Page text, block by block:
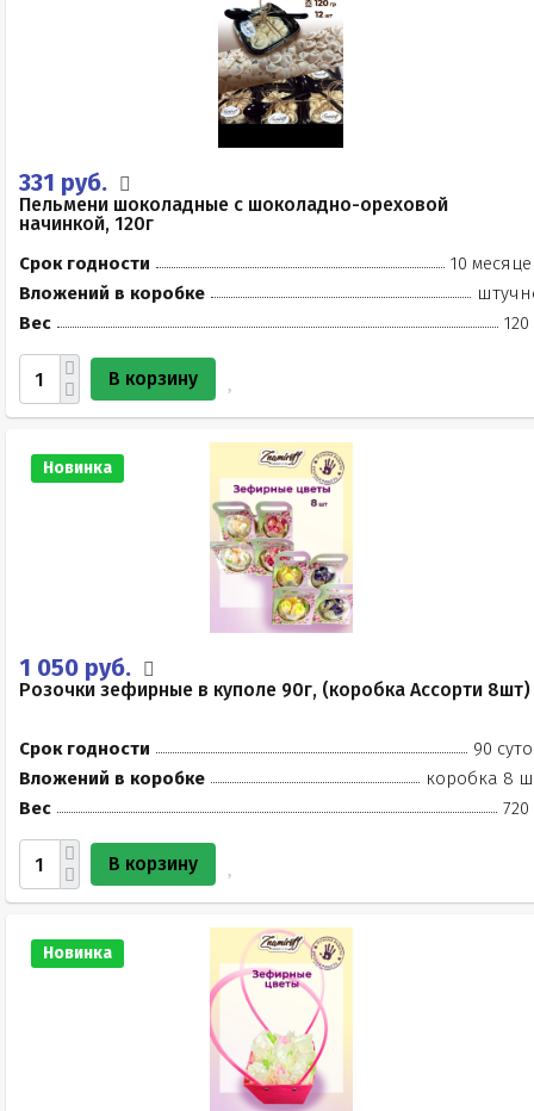
331 руб.
Пельмени шоколадные с шоколадно-ореховой
начинкой, 120г
Срок годности
10
Вложений в коробке
Вес
120
В корзину
Новинка
1 050 руб.
Розочки зефирные в куполе 90г, (коробка Ассорти 8шт)
Срок годности
90
Вложений в коробке
коробка 8
Вес
720
В корзину
Новинка